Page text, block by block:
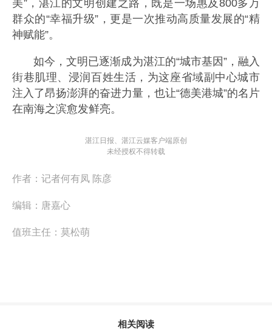
美”，湛江的文明创建之路，既是一场惠及800多万
群众的“幸福升级”，更是一次推动高质量发展的“精
神赋能”。
如今，文明已逐渐成为湛江的“城市基因”，融入
街巷肌理、浸润百姓生活，为这座省域副中心城市
注入了昂扬澎湃的奋进力量，也让“德美港城”的名片
在南海之滨愈发鲜亮。
湛江日报、湛江云媒客户端原创
未经授权不得转载
作者： 记者何有凤 陈彦
编辑： 唐嘉心
值班主任： 莫松萌
相关阅读